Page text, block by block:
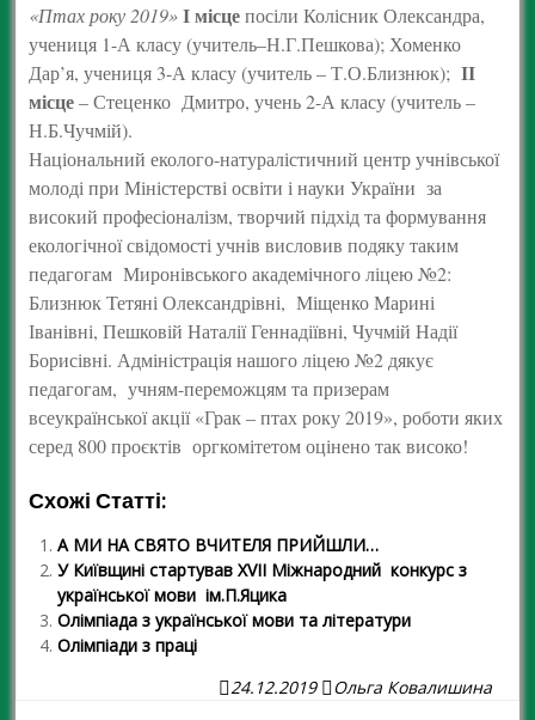
«Птах року 2019» І місцепосіли Колісник Олександра,
учениця 1-А класу (учитель–Н.Г.Пешкова); Хоменко
Дар’я, учениця 3-А класу (учитель – Т.О.Близнюк);ІІ
місце– Стеценко Дмитро, учень 2-А класу (учитель –
Н.Б.Чучмій).
Національний еколого-натуралістичний центр учнівської
молоді при Міністерстві освіти і науки України за
високий професіоналізм, творчий підхід та формування
екологічної свідомості учнів висловив подяку таким
педагогам Миронівського академічного ліцею №2:
Близнюк Тетяні Олександрівні, Міщенко Марині
Іванівні, Пешковій Наталії Геннадіївні, Чучмій Надії
Борисівні. Адміністрація нашого ліцею №2 дякує
педагогам, учням-переможцям та призерам
всеукраїнської акції «Грак – птах року 2019», роботи яких
серед 800 проєктів оргкомітетом оцінено так високо!
Схожі Статті:
А МИ НА СВЯТО ВЧИТЕЛЯ ПРИЙШЛИ…
У Київщині стартував ХVІІ Міжнародний конкурс з
української мови ім.П.Яцика
Олімпіада з української мови та літератури
Олімпіади з праці
24.12.2019
Ольга Ковалишина